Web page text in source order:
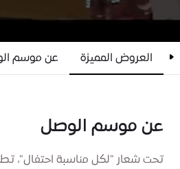
العروض المميزة عن موسم
عن موسم الوصل
تحت شعار "لكل مناسبة احتفال"،